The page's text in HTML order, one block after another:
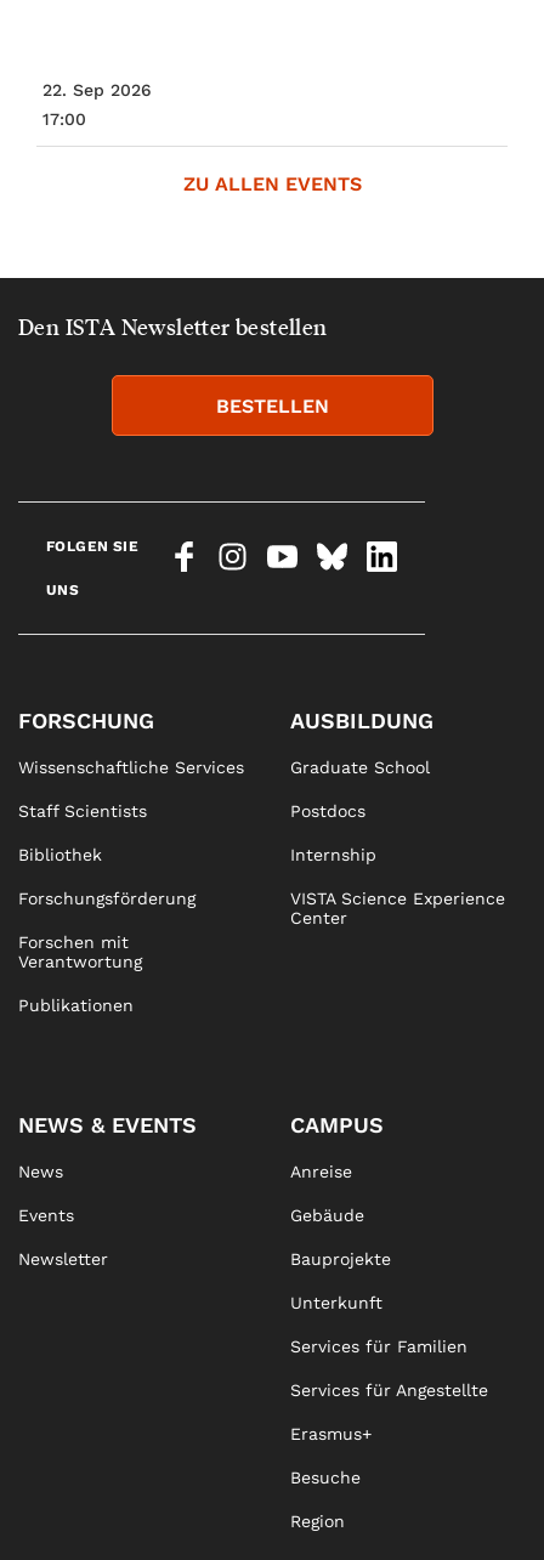
22. Sep 2026
17:00
ZU ALLEN EVENTS
Den ISTA Newsletter bestellen
BESTELLEN
FOLGEN SIE
UNS
FORSCHUNG
Wissenschaftliche Services
Staff Scientists
Bibliothek
Forschungsförderung
Forschen mit
Verantwortung
Publikationen
AUSBILDUNG
Graduate School
Postdocs
Internship
VISTA Science Experience
Center
NEWS & EVENTS
News
Events
Newsletter
CAMPUS
Anreise
Gebäude
Bauprojekte
Unterkunft
Services für Familien
Services für Angestellte
Erasmus+
Besuche
Region